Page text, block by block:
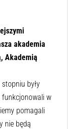
akademia
Akademią
były
funkcjonowali w
pomagali
nie będą